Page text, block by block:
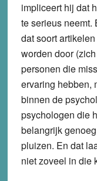
impliceert hij dat
te serieus neemt.
dat soort
worden door
personen die
ervaring hebben,
binnen de
psychologen die
belangrijk
pluizen. En dat
niet zoveel in